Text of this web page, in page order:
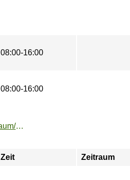
08:00-16:00
08:00-16:00
https://buchung.hochschulsport-potsdam.de/angebote/aktueller_zeitraum/_Fitnessclub_goFIT_Introductory_Training.html
Zeit Zeitraum